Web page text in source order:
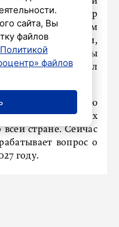
вагон – театр
Показали детям
дальше. А они,
к нам хотя бы
раз», – рассказал
уже доказал свою
творческих
стране. Сейчас
вопрос о
году.
сайта, Вы
файлов
Политикой
файлов